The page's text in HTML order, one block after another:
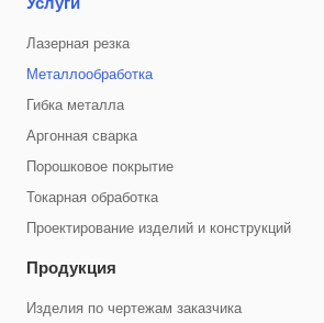
Лазерная резка
Металлообработка
Гибка металла
Аргонная сварка
Порошковое покрытие
Токарная обработка
Проектирование изделий и конструкций
Продукция
Изделия по чертежам заказчика